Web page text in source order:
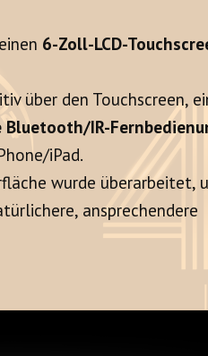
6-Zoll-LCD-
über den Touchscreen,
Bluetooth/IR-
iPad.
wurde überarbeitet,
ansprechendere